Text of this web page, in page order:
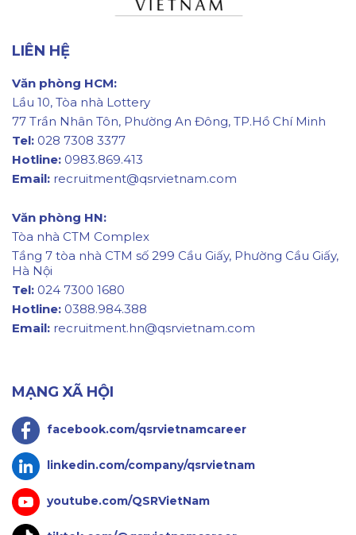
LIÊN HỆ
Văn phòng HCM:
Lầu 10, Tòa nhà Lottery
77 Trần Nhân Tôn, Phường An Đông, TP.Hồ Chí Minh
Tel: 028 7308 3377
Hotline: 0983.869.413
Email: recruitment@qsrvietnam.com
Văn phòng HN:
Tòa nhà CTM Complex
Tầng 7 tòa nhà CTM số 299 Cầu Giấy, Phường Cầu Giấy,
Hà Nội
Tel: 024 7300 1680
Hotline: 0388.984.388
Email: recruitment.hn@qsrvietnam.com
MẠNG XÃ HỘI
facebook.com/qsrvietnamcareer
linkedin.com/company/qsrvietnam
youtube.com/QSRVietNam